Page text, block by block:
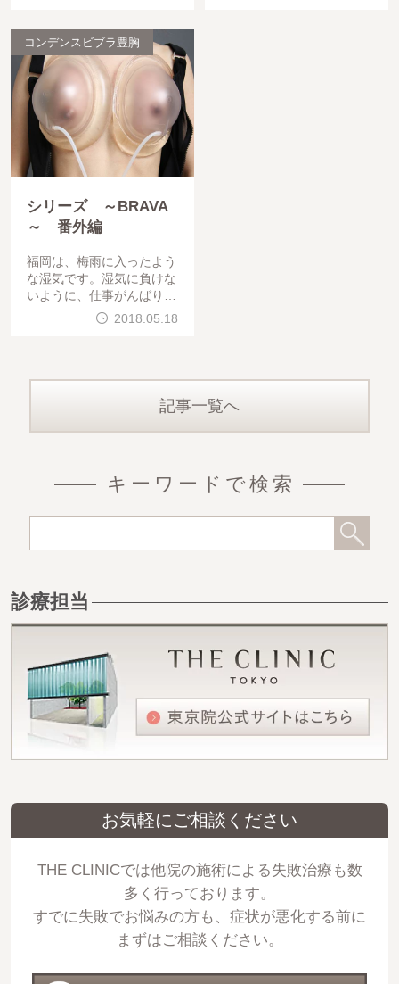
コンデンスビブラ豊胸
シリーズ ～BRAVA
～ 番外編
福岡は、梅雨に入ったよう
な湿気です。湿気に負けな
いように、仕事がんばりま
す。福岡では、痩せ形のゲ
ストが多数来院され始めま
2018.05.18
記事一覧へ
キーワードで検索
診療担当
お気軽にご相談ください
THE CLINICでは他院の施術による失敗治療も数
多く行っております。
すでに失敗でお悩みの方も、症状が悪化する前に
まずはご相談ください。